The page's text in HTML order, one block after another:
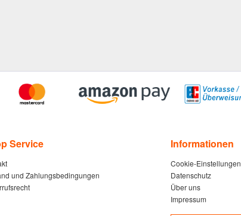
Service
und Zahlungsbedingungen
Informationen
Cookie-Einstellungen
Datenschutz
Über uns
Impressum